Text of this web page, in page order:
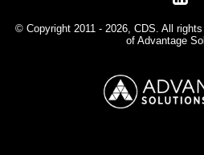
© Copyright 2011 - 2026, CDS. All
of Advantage